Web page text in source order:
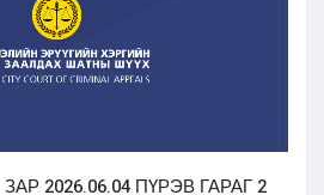
2026.06.04 ПҮРЭВ ГАРАГ 2